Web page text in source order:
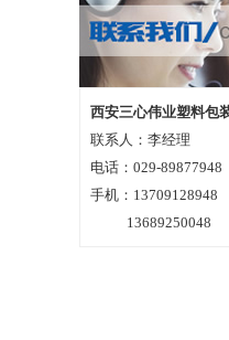
西安三心伟业塑料包
联系人：李经理
电话：029-89877948
手机：13709128948
13689250048